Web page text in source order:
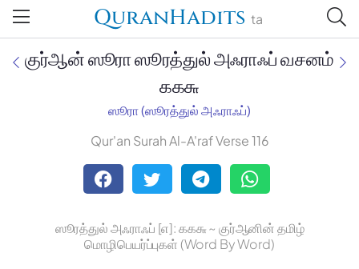
QuranHadits ta
Jan Trust Foundation
Mufti Omar Sheriff Qasimi,
குர்ஆன் ஸூரா ஸூரத்துல் அஃராஃப் வசனம்
௧௧௬
ஸூரா (ஸூரத்துல் அஃராஃப்)
Qur'an Surah Al-A'raf Verse 116
ஸூரத்துல் அஃராஃப் [௭]: ௧௧௬ ~ குர்ஆனின் தமிழ்
மொழிபெயர்ப்புகள் (Word By Word)